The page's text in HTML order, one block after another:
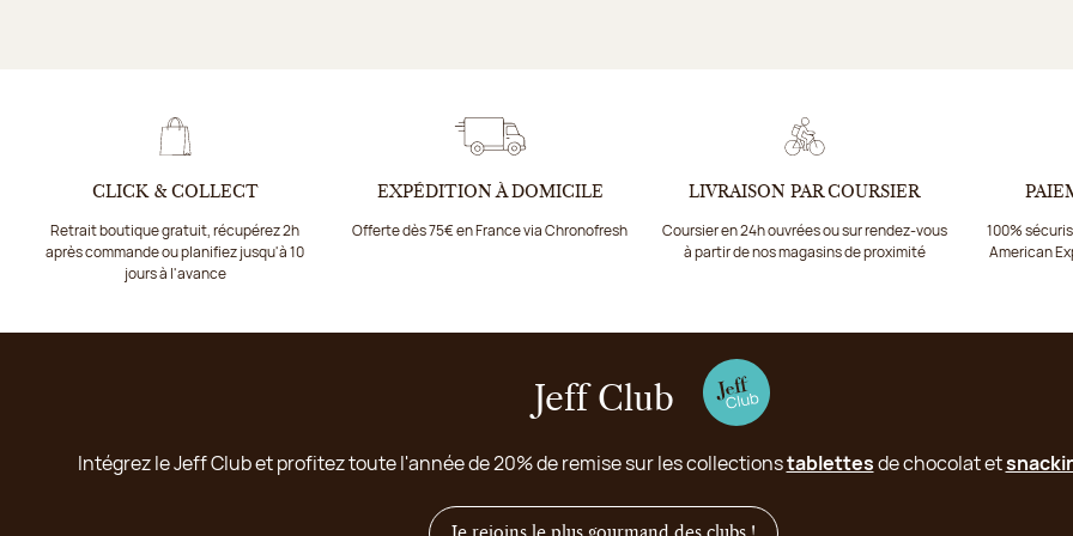
CLICK & COLLECT
Retrait boutique gratuit, récupérez 2h
après commande ou planifiez jusqu'à 10
jours à l'avance
EXPÉDITION À DOMICILE
Offerte dès 75€ en France via Chronofresh
LIVRAISON PAR COURSIER
Coursier en 24h ouvrées ou sur rendez-vous
à partir de nos magasins de proximité
100%
American
Jeff Club
Intégrez le Jeff Club et profitez toute l'année de 20% de remise sur les collectionstablettesde chocolat et